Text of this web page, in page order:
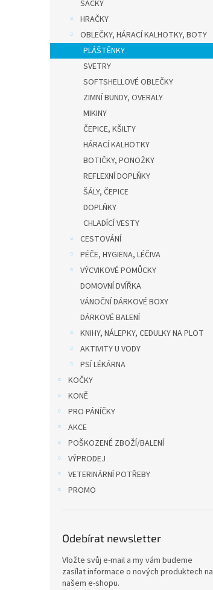
SÁČKY
HRAČKY
OBLEČKY, HÁRACÍ KALHOTKY, BOTY
PLÁŠTĚNKY
SVETRY
SOFTSHELLOVÉ OBLEČKY
ZIMNÍ BUNDY, OVERALY
MIKINY
ČEPICE, KŠILTY
HÁRACÍ KALHOTKY
BOTIČKY, PONOŽKY
REFLEXNÍ DOPLŇKY
ŠÁLY, ČEPICE
DOPLŇKY
CHLADÍCÍ VESTY
CESTOVÁNÍ
PÉČE, HYGIENA, LÉČIVA
VÝCVIKOVÉ POMŮCKY
DOMOVNÍ DVÍŘKA
VÁNOČNÍ DÁRKOVÉ BOXY
DÁRKOVÉ BALENÍ
KNIHY, NÁLEPKY, CEDULKY NA PLOT
AKTIVITY U VODY
PSÍ LÉKÁRNA
KOČKY
KONĚ
PRO PÁNÍČKY
AKCE
POŠKOZENÉ ZBOŽÍ/BALENÍ
VÝPRODEJ
VETERINÁRNÍ POTŘEBY
PROMO
Odebírat newsletter
Vložte svůj e-mail a my vám budeme
zasílat informace o nových produktech na
našem e-shopu.